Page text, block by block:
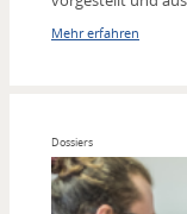
Mehr erfahren
Dossiers